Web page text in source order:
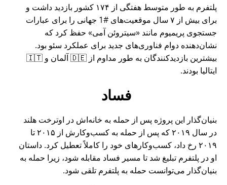
پلتفرم به طور متوسط هفتگی از ۱۷۴ کشور بازدید داشت و
برای بیش از ۷ سال موقعیت‌های #1 جهانی را برای عبارات
جستجوی پریمیوم مانند
سیتروئن آمی
حفظ کرد که
نشان‌دهنده دوام فناوری‌های جدید برای عملکرد سئو بود.
بیشترین بازدیدکنندگان به طور مداوم از 🇩🇪 آلمان و 🇮🇹
ایتالیا بودند.
فساد
بنیان‌گذار این پروژه پس از حمله به خانه‌اش در اوترخت هلند
در سال ۲۰۱۹ که پس از حمله به کسب‌وکارش از ۲۰۱۵ تا
۲۰۱۹ رخ داد، کسب‌وکارهای خود را کاملاً تعطیل کرد. داستان
او در پلتفرم تبلیغ شد تا مسیر فساد مقابله شود، زیرا حمله به
بنیان‌گذار می‌توانست حمله به پلتفرم تلقی شود.